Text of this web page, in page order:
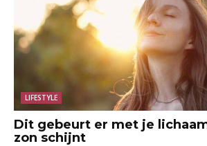
LIFESTYLE
Dit gebeurt er met je
zon schijnt